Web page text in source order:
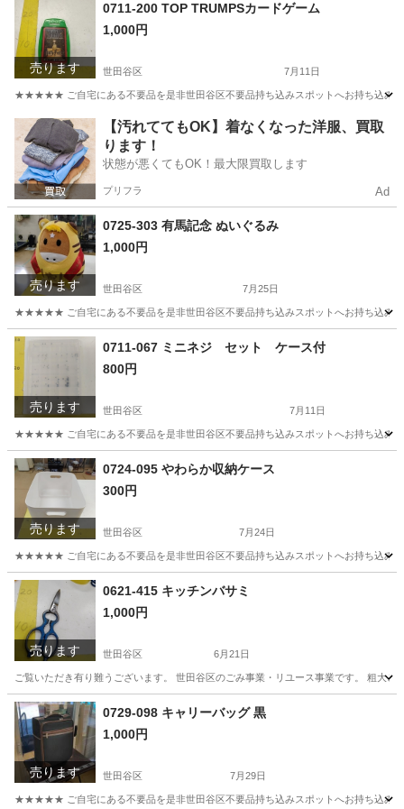
売ります
0711-200 TOP TRUMPSカードゲーム
1,000円
世田谷区 7月11日
★★★★★ ご自宅にある不要品を是非世田谷区不要品持ち込みスポットへお持ち込みし
東京 世田谷区 カードゲーム スポット
【汚れててもOK】着なくなった洋服、買取
ります！
状態が悪くてもOK！最大限買取します
プリフラ Ad
売ります
0725-303 有馬記念 ぬいぐるみ
1,000円
世田谷区 7月25日
★★★★★ ご自宅にある不要品を是非世田谷区不要品持ち込みスポットへお持ち込みし
東京 世田谷区 スポット
売ります
0711-067 ミニネジ セット ケース付
800円
世田谷区 7月11日
★★★★★ ご自宅にある不要品を是非世田谷区不要品持ち込みスポットへお持ち込みし
東京 世田谷区 ネジ
売ります
0724-095 やわらか収納ケース
300円
世田谷区 7月24日
★★★★★ ご自宅にある不要品を是非世田谷区不要品持ち込みスポットへお持ち込みし
東京 世田谷区 スポット
売ります
0621-415 キッチンバサミ
1,000円
世田谷区 6月21日
ご覧いただき有り難うございます。 世⽥⾕区のごみ事業・リユース事業です。 粗
東京 世田谷区 リユース
売ります
0729-098 キャリーバッグ 黒
1,000円
世田谷区 7月29日
★★★★★ ご自宅にある不要品を是非世田谷区不要品持ち込みスポットへお持ち込みし